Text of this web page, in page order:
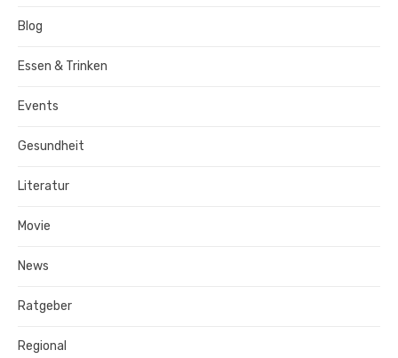
Blog
Essen & Trinken
Events
Gesundheit
Literatur
Movie
News
Ratgeber
Regional